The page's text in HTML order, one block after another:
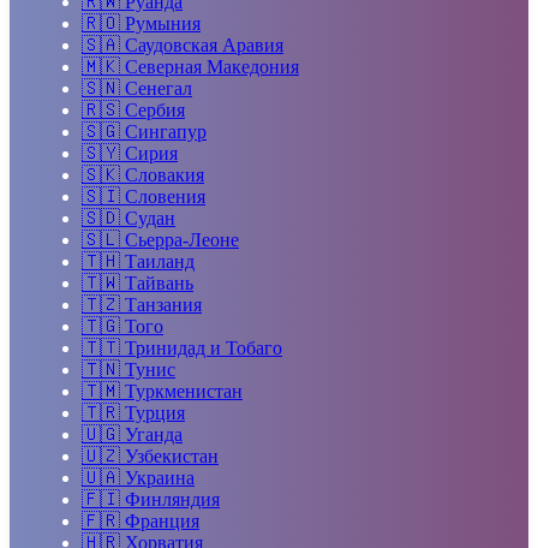
🇷🇴 Румыния
🇸🇦 Саудовская Аравия
🇲🇰 Северная Македония
🇸🇳 Сенегал
🇷🇸 Сербия
🇸🇬 Сингапур
🇸🇾 Сирия
🇸🇰 Словакия
🇸🇮 Словения
🇸🇩 Судан
🇸🇱 Сьерра-Леоне
🇹🇭 Таиланд
🇹🇼 Тайвань
🇹🇿 Танзания
🇹🇬 Того
🇹🇹 Тринидад и Тобаго
🇹🇳 Тунис
🇹🇲 Туркменистан
🇹🇷 Турция
🇺🇬 Уганда
🇺🇿 Узбекистан
🇺🇦 Украина
🇫🇮 Финляндия
🇫🇷 Франция
🇭🇷 Хорватия